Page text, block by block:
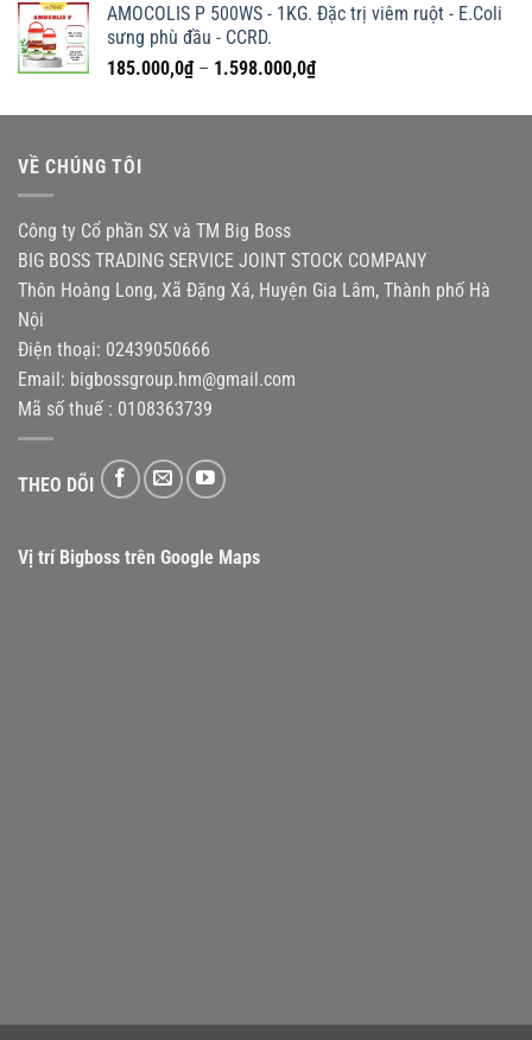
từ
đến
AMOCOLIS P 500WS - 1KG. Đặc trị viêm ruột - E.Coli
sưng phù đầu - CCRD.
185.000,0₫ – 1.598.000,0₫Khoảng
từ
VỀ CHÚNG TÔI
Công ty Cổ phần SX và TM Big Boss
BIG BOSS TRADING SERVICE JOINT STOCK COMPANY
Thôn Hoàng Long, Xã Đặng Xá, Huyện Gia Lâm, Thành phố Hà
Nội
Điện thoại: 02439050666
Email: bigbossgroup.hm@gmail.com
Mã số thuế : 0108363739
THEO DÕI
Vị trí Bigboss trên Google Maps